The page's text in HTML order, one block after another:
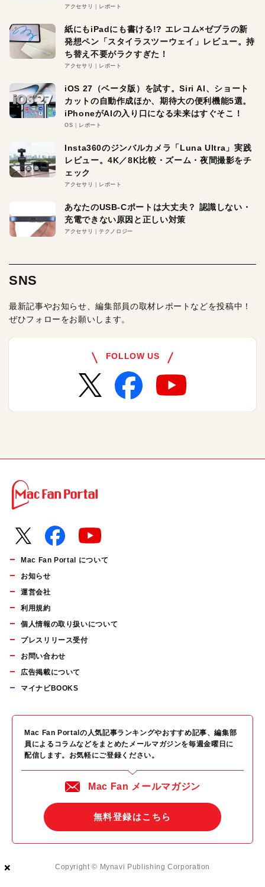
×
×
×
アクセサリ レポート
紙にもiPadにも書ける!? エレコム×ゼブラの新
発想ペン「スタイラスツーウェイ」レビュー。持
ち替え不要がラクすぎた！
アクセサリ レポート
iOS 27（ベータ版）を試す。Siri AI、ショート
カットの自動作成ほか、期待大の便利機能5選。
iPhoneがAIの入り口になる未来はすぐそこ！
OS レポート
Insta360のジンバルカメラ「Luna Ultra」実践
レビュー。4K／8K比較・ズーム・夜間撮影をチ
ェック
アクセサリ レポート
あなたのUSB-Cポートは大丈夫？ 認識しない・
充電できない原因と正しい対策
アクセサリ テクノロジー
SNS
最新記事やお知らせ、編集部員の取材レポートなどを投稿中！
ぜひフォローをお願いします。
FOLLOW US
Mac Fan Portal について
お知らせ
運営会社
利用規約
個人情報の取り扱いについて
プレスリリース受付
お問い合わせ
広告掲載について
マイナビBOOKS
Mac Fan Portalの人気記事ランキングやおすすめ記事、編集部
員によるコラムなどをまとめたメールマガジンを毎週金曜日に
配信します。お気軽にご登録ください。
Mac Fan メールマガジン
無料登録はこちら
Copyright © Mynavi Publishing Corporation